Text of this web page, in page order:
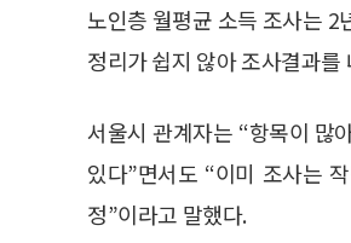
노인층 월평균 소득 조사는
정리가 쉽지 않아 조사결과
서울시 관계자는 “항목이 많
있다”면서도 “이미 조사는
정”이라고 말했다.